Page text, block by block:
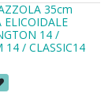
35cm
ELICOIDALE
14 /
14 / CLASSIC14